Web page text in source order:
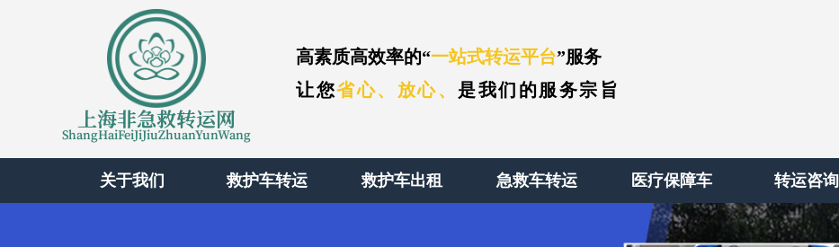
上海非急救转运网
ShangHaiFeiJiJiuZhuanYunWang
高素质高效率的“一站式转运平台”服务
让您省心、 放心、 是我们的服务宗旨
关于我们 救护车转运 救护车出租 急救车转运 医疗保障车 转运咨询